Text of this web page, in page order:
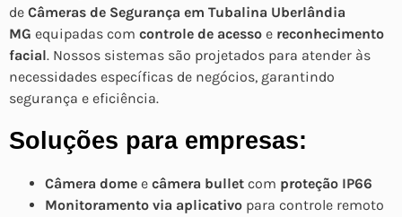
de Câmeras de Segurança em Tubalina Uberlândia
MG equipadas com controle de acesso e reconhecimento
facial. Nossos sistemas são projetados para atender às
necessidades específicas de negócios, garantindo
segurança e eficiência.
Soluções para empresas:
Câmera dome e câmera bullet com proteção IP66
Monitoramento via aplicativo para controle remoto